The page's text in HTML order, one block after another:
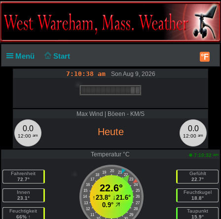
Menü Start °F
7:10:38 am Son Aug 9, 2026
Max Wind | Böeen - KM/S
0.0
12:00 am
0.0
12:00 am
Heute
Temperatur °C 7:10:32 am
Fahrenheit
72.7°
Innen
23.1°
Feuchtigkeit
66% ↑
20
19 21
18
22
17
23
16
24
15
25
14
26
13
27
12
28
11
29
22.6°
↑23.8°↓21.6°
0.9°
Gefühlt
22.7°
Feuchtkugel
18.8°
Taupunkt
15.9°